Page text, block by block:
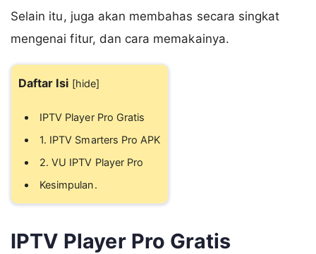
Selain itu, juga akan membahas secara singkat
mengenai fitur, dan cara memakainya.
Daftar Isi [hide]
IPTV Player Pro Gratis
1. IPTV Smarters Pro APK
2. VU IPTV Player Pro
Kesimpulan.
IPTV Player Pro Gratis